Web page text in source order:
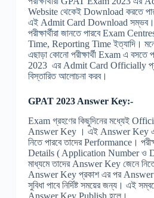
Website থেকেই Download করতে
এই Admit Card Download সম্ভব।
পরীক্ষার্থীরা জানতে পারবে Exam
Time, Reporting Time ইত্যাদি।
এছাড়া কোনো পরীক্ষার্থী Exam এ
2023 এর Admit Card Officially
বিস্তারিত আলোচনা করব।
GPAT 2023 Answer Key:-
Exam গ্রহণের কিছুদিনের মধ্যেই
Answer Key । এই Answer Key এর
নিতে পারবে তাদের Performance।
Details ( Application Number ও
মাধ্যমে তাদের Answer Key জেনে নিতে
Answer Key প্রকাশ এর পর
সুবিধা পাবে নির্দিষ্ট সময়ের জন্য। এই
Answer Key Publish হলে।